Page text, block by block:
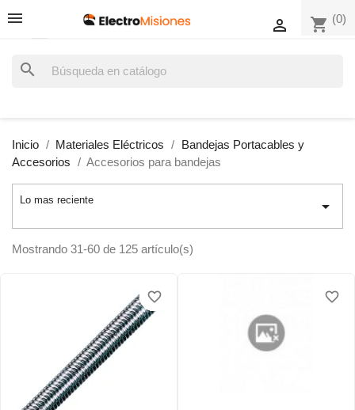
shopping_cart (0)

search
Inicio Materiales Eléctricos
Bandejas Portacables y
Accesorios
Accesorios para bandejas
Lo mas reciente 
Mostrando 31-60 de 125 artículo(s)
favorite_border
favorite_border
favorite_border favorite_border
favorite_border
favorite_border